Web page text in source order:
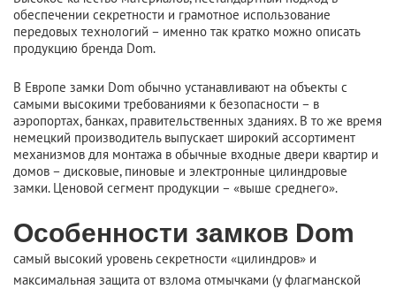
обеспечении секретности и грамотное использование
передовых технологий – именно так кратко можно описать
продукцию бренда Dom.
В Европе замки Dom обычно устанавливают на объекты с
самыми высокими требованиями к безопасности – в
аэропортах, банках, правительственных зданиях. В то же время
немецкий производитель выпускает широкий ассортимент
механизмов для монтажа в обычные входные двери квартир и
домов – дисковые, пиновые и электронные цилиндровые
замки. Ценовой сегмент продукции – «выше среднего».
Особенности замков Dom
самый высокий уровень секретности «цилиндров» и
максимальная защита от взлома отмычками (у флагманской